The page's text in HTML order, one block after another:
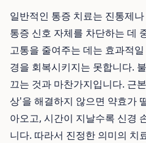
일반적인 통증 치료는 진통제
통증 신호 자체를 차단하는 데
고통을 줄여주는 데는 효과적
경을 회복시키지는 못합니다.
끄는 것과 마찬가지입니다. 근
상'을 해결하지 않으면 약효가
아오고, 시간이 지날수록 신경
니다. 따라서 진정한 의미의 치